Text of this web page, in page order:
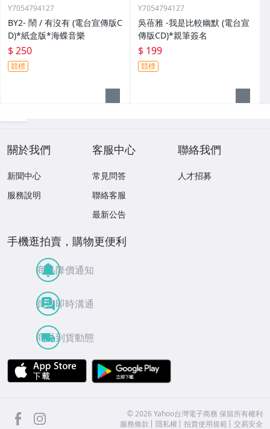
Y7054794127
BY2- 鬧 / 有沒有 (電台宣傳版C
D)*紙盒版*海蝶音樂
$ 250
競標
Y7054794127
吳蓓雅 -我是比較幽默 (電台宣
傳版CD)*親筆簽名
$ 199
競標
關於我們
新聞中心
服務說明
客服中心
常見問答
聯絡客服
最新公告
聯絡我們
人才招募
手機逛拍賣，購物更便利
商品降價通知
買賣即時溝通
商品到貨動態
APP Store
facebook ©2026 Yahoo台灣電子商務 保留所有權利
服務條款
隱私權 拍賣使用規範 交易安全